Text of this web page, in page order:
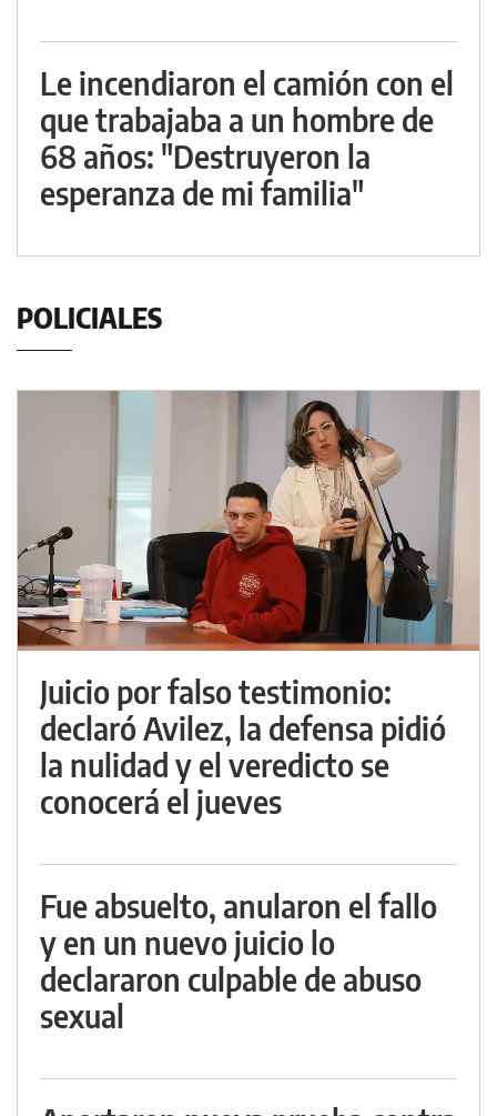
Le incendiaron el camión con el
que trabajaba a un hombre de
68 años: "Destruyeron la
esperanza de mi familia"
POLICIALES
Juicio por falso testimonio:
declaró Avilez, la defensa pidió
la nulidad y el veredicto se
conocerá el jueves
Fue absuelto, anularon el fallo
y en un nuevo juicio lo
declararon culpable de abuso
sexual